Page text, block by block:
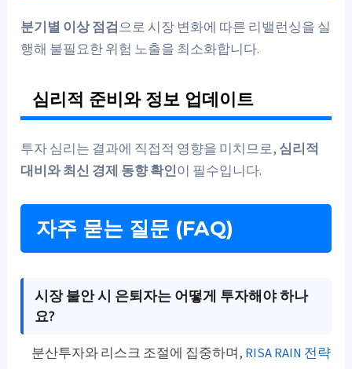
분기별 이상 점검으로 시장 변화에 따른 리밸런싱을 실
행해 불필요한 위험 노출을 최소화합니다.
심리적 준비와 정보 업데이트
투자 심리는 결과에 직접적 영향을 미치므로, 심리적
대비와 최신 경제 동향 확인이 필수입니다.
자주 묻는 질문 (FAQ)
시장 불안 시 은퇴자는 어떻게 투자해야 하나
요?
분산투자와 리스크 조절에 집중하며, RISA RAIN 전략